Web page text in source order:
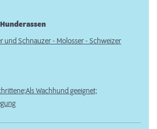
und Schnauzer - Molosser - Schweizer
Als Wachhund geeignet;